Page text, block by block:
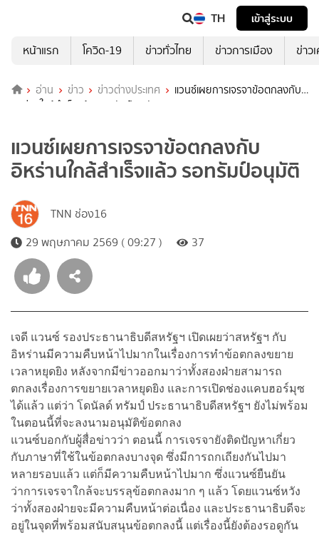
TH
เข้าสู่ระบบ
หน้าแรก
โควิด-19 ข่าวทั่วไทย ข่าวการเมือง ข่าว
อ่าน ข่าว ข่าวต่างประเทศ
แวนซ์เผยการเจรจาข้อตกลงกับ
อิหร่านใกล้สำเร็จแล้ว รอทรัมป์อนุมัติ
แวนซ์เผยการเจรจาข้อตกลงกับ
อิหร่านใกล้สำเร็จแล้ว รอทรัมป์อนุมัติ
TNN ช่อง16
29 พฤษภาคม 2569 ( 09:27 )
37
เจดี แวนซ์ รองประธานาธิบดีสหรัฐฯ เปิดเผยว่าสหรัฐฯ กับ
อิหร่านมีความคืบหน้าไปมากในเรื่องการทำข้อตกลงขยาย
เวลาหยุดยิง หลังจากมีข่าวออกมาว่าทั้งสองฝ่ายสามารถ
ตกลงเรื่องการขยายเวลาหยุดยิง และการเปิดช่องแคบฮอร์มุซ
ได้แล้ว แต่ว่า โดนัลด์ ทรัมป์ ประธานาธิบดีสหรัฐฯ ยังไม่พร้อม
ในตอนนี้ที่จะลงนามอนุมัติข้อตกลง
แวนซ์บอกกับผู้สื่อข่าวว่า ตอนนี้ การเจรจายังติดปัญหาเกี่ยว
กับภาษาที่ใช้ในข้อตกลงบางจุด ซึ่งมีการถกเถียงกันไปมา
หลายรอบแล้ว แต่ก็มีความคืบหน้าไปมาก ซึ่งแวนซ์ยืนยัน
ว่าการเจรจาใกล้จะบรรลุข้อตกลงมาก ๆ แล้ว โดยแวนซ์หวัง
ว่าทั้งสองฝ่ายจะมีความคืบหน้าต่อเนื่อง และประธานาธิบดีจะ
อยู่ในจุดที่พร้อมสนับสนุนข้อตกลงนี้ แต่เรื่องนี้ยังต้องรอดูกัน